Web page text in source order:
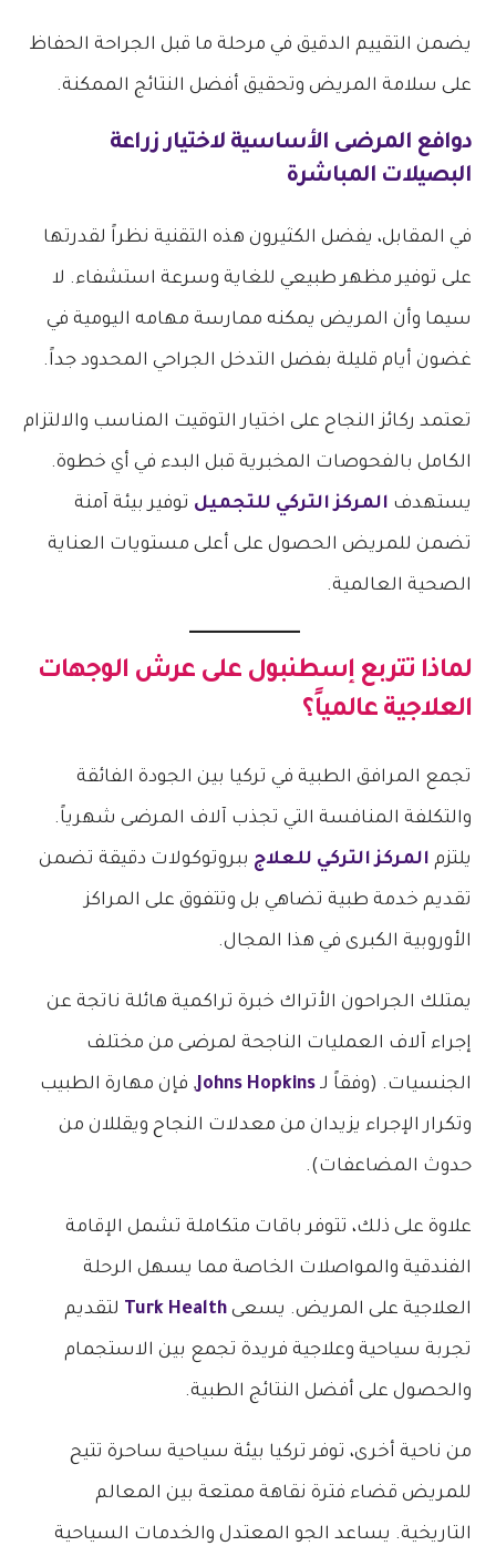
يضمن التقييم الدقيق في مرحلة ما قبل الجراحة الحفاظ
على سلامة المريض وتحقيق أفضل النتائج الممكنة.
دوافع المرضى الأساسية لاختيار زراعة
البصيلات المباشرة
في المقابل، يفضل الكثيرون هذه التقنية نظراً لقدرتها
على توفير مظهر طبيعي للغاية وسرعة استشفاء. لا
سيما وأن المريض يمكنه ممارسة مهامه اليومية في
غضون أيام قليلة بفضل التدخل الجراحي المحدود جداً.
تعتمد ركائز النجاح على اختيار التوقيت المناسب والالتزام
الكامل بالفحوصات المخبرية قبل البدء في أي خطوة.
يستهدف المركز التركي للتجميل توفير بيئة آمنة
تضمن للمريض الحصول على أعلى مستويات العناية
الصحية العالمية.
لماذا تتربع إسطنبول على عرش الوجهات
العلاجية عالمياً؟
تجمع المرافق الطبية في تركيا بين الجودة الفائقة
والتكلفة المنافسة التي تجذب آلاف المرضى شهرياً.
يلتزم المركز التركي للعلاج ببروتوكولات دقيقة تضمن
تقديم خدمة طبية تضاهي بل وتتفوق على المراكز
الأوروبية الكبرى في هذا المجال.
يمتلك الجراحون الأتراك خبرة تراكمية هائلة ناتجة عن
إجراء آلاف العمليات الناجحة لمرضى من مختلف
الجنسيات. (وفقاً لـJohns Hopkins, فإن مهارة الطبيب
وتكرار الإجراء يزيدان من معدلات النجاح ويقللان من
حدوث المضاعفات).
علاوة على ذلك، تتوفر باقات متكاملة تشمل الإقامة
الفندقية والمواصلات الخاصة مما يسهل الرحلة
العلاجية على المريض. يسعىTurk Health لتقديم
تجربة سياحية وعلاجية فريدة تجمع بين الاستجمام
والحصول على أفضل النتائج الطبية.
من ناحية أخرى، توفر تركيا بيئة سياحية ساحرة تتيح
للمريض قضاء فترة نقاهة ممتعة بين المعالم
التاريخية. يساعد الجو المعتدل والخدمات السياحية